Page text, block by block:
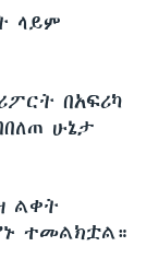
ላይም
በአፍሪካ
ሁኔታ
ልቀት
ተመልክቷል።